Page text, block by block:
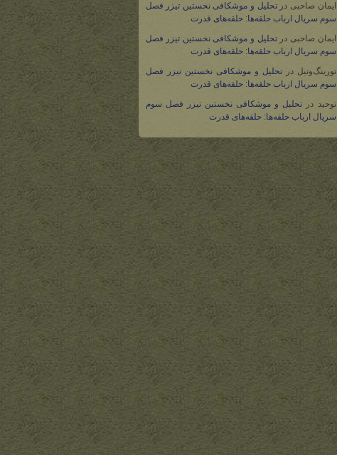
ایمان صاحبی درتحلیل و موشکافی نخستین تیزر فصل
سوم سریال ارباب حلقه‌ها: حلقه‌های قدرت
ایمان صاحبی درتحلیل و موشکافی نخستین تیزر فصل
سوم سریال ارباب حلقه‌ها: حلقه‌های قدرت
تورینگ‌وتیل درتحلیل و موشکافی نخستین تیزر فصل
سوم سریال ارباب حلقه‌ها: حلقه‌های قدرت
توحید در تحلیل و موشکافی نخستین تیزر فصل سوم
سریال ارباب حلقه‌ها: حلقه‌های قدرت